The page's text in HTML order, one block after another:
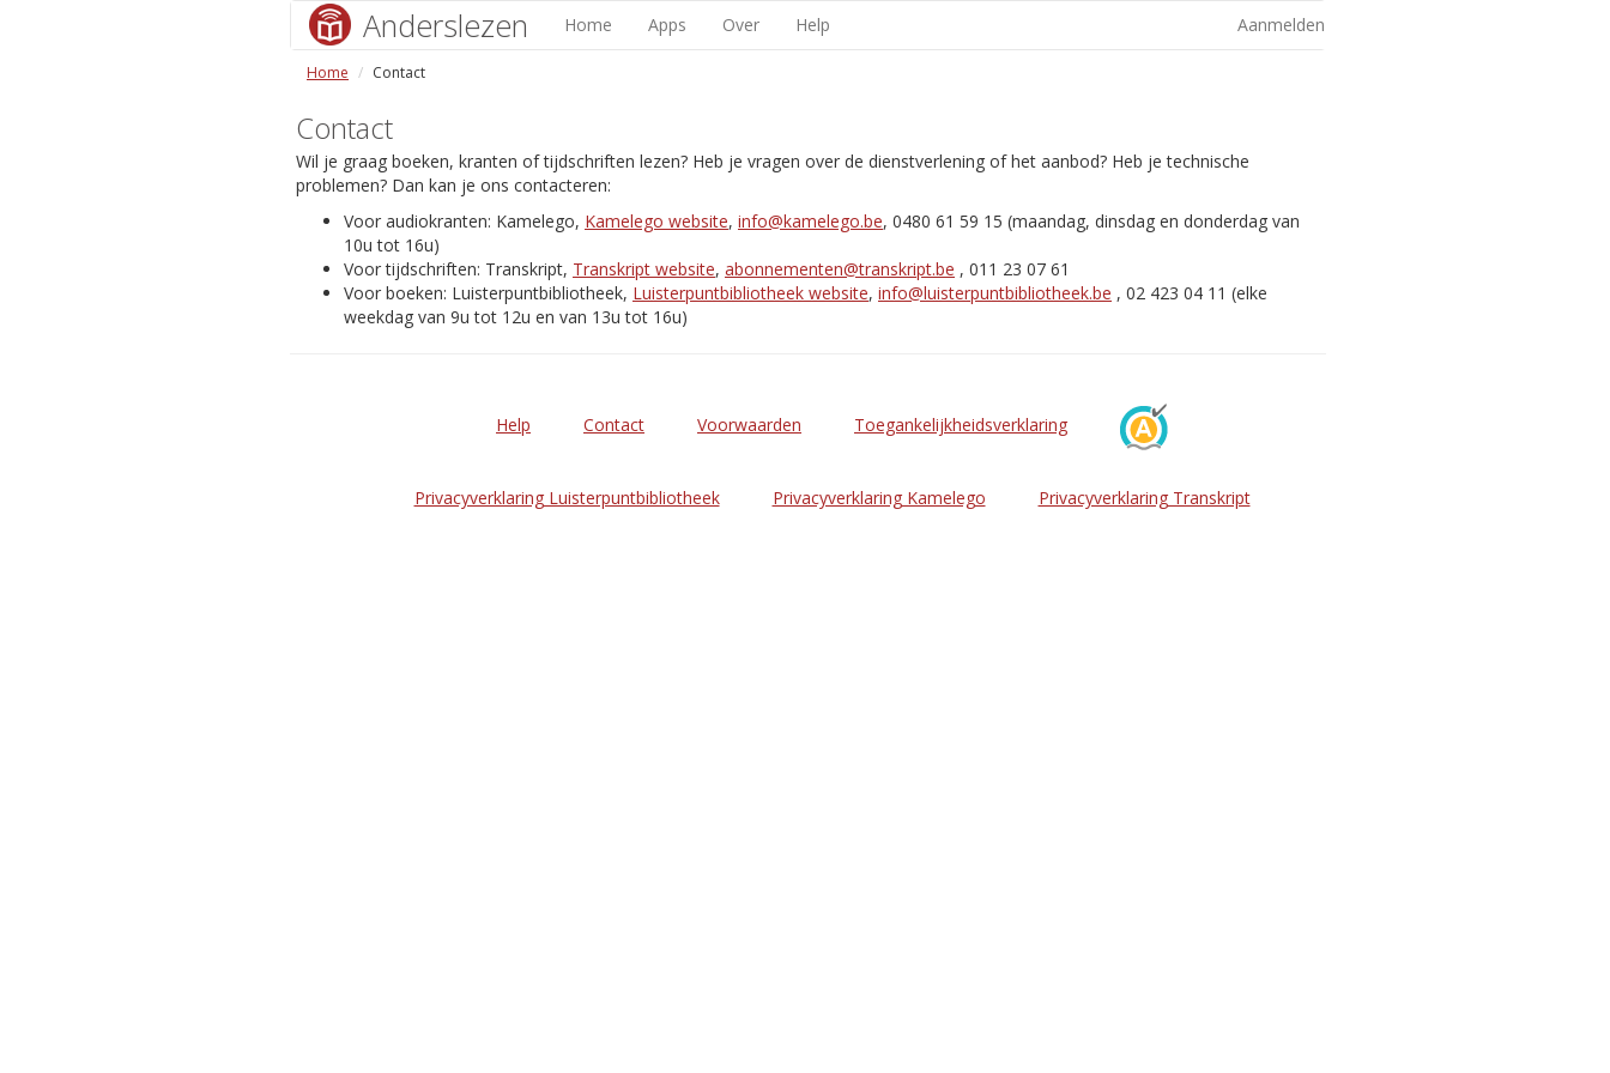
Anderslezen Home Apps Over Help Aanmelden
Home Contact
Contact
Wil je graag boeken, kranten of tijdschriften lezen? Heb je vragen over de dienstverlening of het aanbod? Heb je technische
problemen? Dan kan je ons contacteren:
Voor audiokranten: Kamelego, Kamelego website, info@kamelego.be, 0480 61 59 15 (maandag, dinsdag en donderdag van
10u tot 16u)
Voor tijdschriften: Transkript, Transkript website, abonnementen@transkript.be , 011 23 07 61
Voor boeken: Luisterpuntbibliotheek, Luisterpuntbibliotheek website, info@luisterpuntbibliotheek.be , 02 423 04 11 (elke
weekdag van 9u tot 12u en van 13u tot 16u)
Help Contact Voorwaarden Toegankelijkheidsverklaring
Privacyverklaring Luisterpuntbibliotheek Privacyverklaring Kamelego Privacyverklaring Transkript